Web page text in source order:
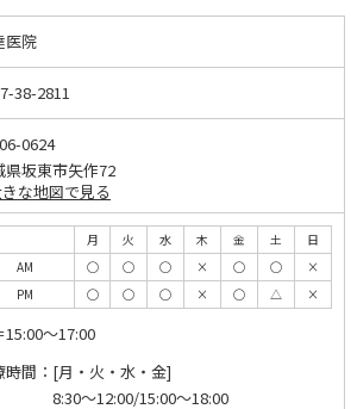
医院
38-2811
0624
県坂東市矢作72
な地図で見る
月 火 水 木 金 土
日
AM
◯ ◯ ◯ × ◯ ◯
×
PM
◯ ◯ ◯ × ◯ △ ×
～17:00
間： [月・火・水・金]
8:30～12:00/15:00～18:00